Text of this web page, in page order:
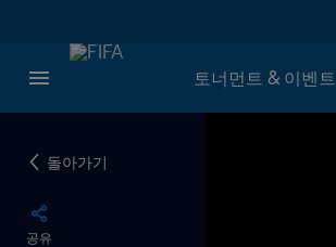
토너먼트 & 이벤트
돌아가기
공유